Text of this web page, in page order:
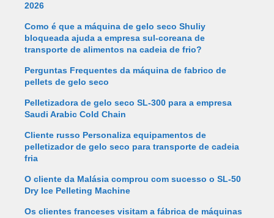
2026
Como é que a máquina de gelo seco Shuliy
bloqueada ajuda a empresa sul-coreana de
transporte de alimentos na cadeia de frio?
Perguntas Frequentes da máquina de fabrico de
pellets de gelo seco
Pelletizadora de gelo seco SL-300 para a empresa
Saudi Arabic Cold Chain
Cliente russo Personaliza equipamentos de
pelletizador de gelo seco para transporte de cadeia
fria
O cliente da Malásia comprou com sucesso o SL-50
Dry Ice Pelleting Machine
Os clientes franceses visitam a fábrica de máquinas